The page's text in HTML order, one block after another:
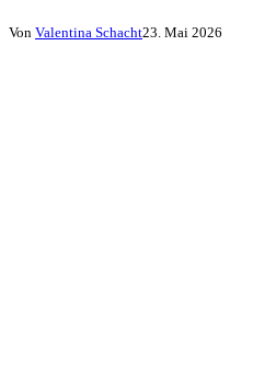
Von Valentina Schacht23. Mai 2026